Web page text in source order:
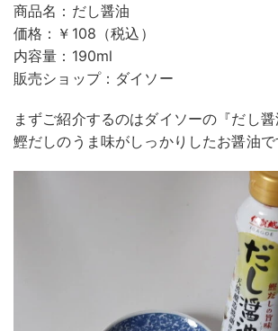
商品名：だし醤油
価格：￥108（税込）
内容量：190ml
販売ショップ：ダイソー
まずご紹介するのはダイソーの『だし
鰹だしのうま味がしっかりしたお醤油で